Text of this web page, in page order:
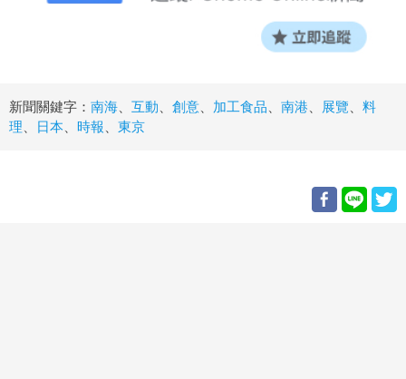
新聞關鍵字： 南海、 互動、 創意、 加工食品、 南港、 展覽、 料
理、 日本、 時報、 東京